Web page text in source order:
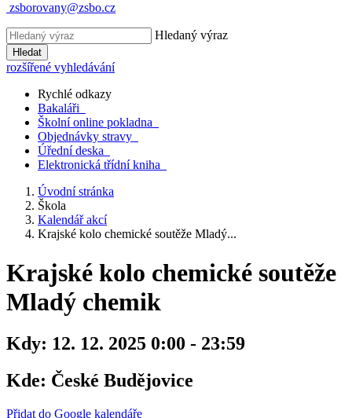
zsborovany@zsbo.cz
Hledaný výraz
Hledat
rozšířené vyhledávání
Rychlé odkazy
Bakaláři
Školní online pokladna
Objednávky stravy
Úřední deska
Elektronická třídní kniha
Úvodní stránka
Škola
Kalendář akcí
Krajské kolo chemické soutěže Mladý...
Krajské kolo chemické soutěže
Mladý chemik
Kdy: 12. 12. 2025 0:00 - 23:59
Kde: České Budějovice
Přidat do Google kalendáře